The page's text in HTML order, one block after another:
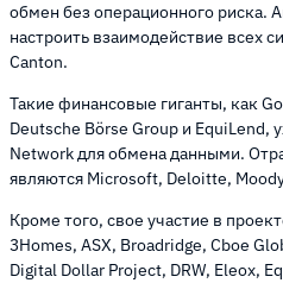
обмен без операционного риска.
настроить взаимодействие всех
Canton.
Такие финансовые гиганты, как
Deutsche Börse Group и EquiLend,
Network для обмена данными.
являются Microsoft, Deloitte,
Кроме того, свое участие в
3Homes, ASX, Broadridge, Cboe
Digital Dollar Project, DRW, Eleox,